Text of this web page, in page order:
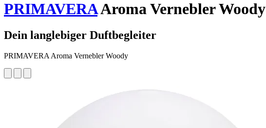
PRIMAVERAAroma Vernebler Woody
Dein langlebiger Duftbegleiter
PRIMAVERA Aroma Vernebler Woody